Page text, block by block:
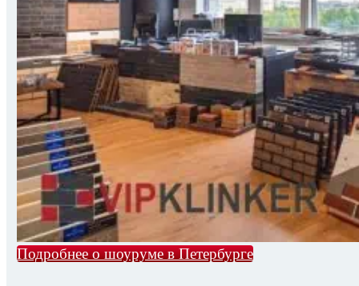
Подробнее о шоуруме в Петербурге